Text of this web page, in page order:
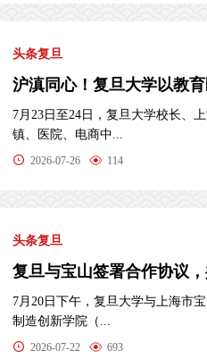
头条复旦
沪滇同心！复旦大学以教
7月23日至24日，复旦大学校长、
镇、医院、电商中...
2026-07-26 114
头条复旦
复旦与宝山签署合作协议
7月20日下午，复旦大学与上海市
制造创新学院（...
2026-07-22 693